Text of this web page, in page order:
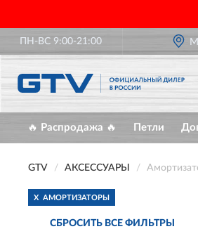
ПН-ВС 9:00-21:00
🔥 Распродажа 🔥 Петли
GTV АКСЕССУАРЫ
X АМОРТИЗАТОРЫ
СБРОСИТЬ ВСЕ ФИЛЬТРЫ